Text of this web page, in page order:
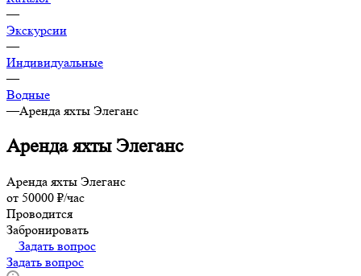
—
Экскурсии
—
Индивидуальные
—
Водные
—Аренда яхты Элеганс
Аренда яхты Элеганс
Аренда яхты Элеганс
от 50000 ₽/час
Проводится
Забронировать
Задать вопрос
Задать вопрос